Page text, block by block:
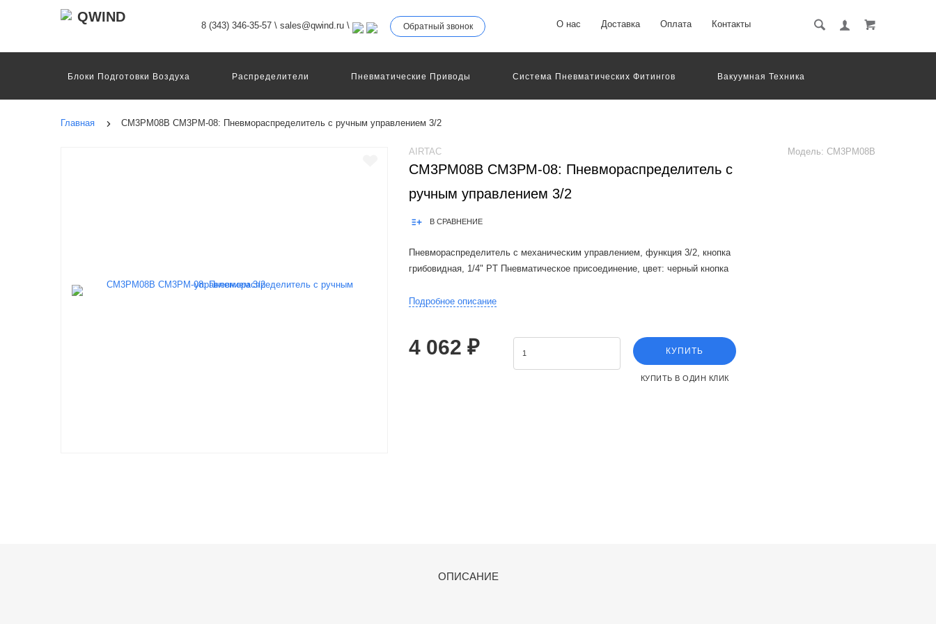
8 (343) 346-35-57 \ sales@qwind.ru \ Обратный звонок О нас Доставка Оплата Контакты
Блоки Подготовки Воздуха Распределители Пневматические Приводы Система Пневматических Фитингов
Вакуумная Техника
Motion Terminal
Системы Перемещения Технология Управления
Главная CM3PM08B CM3PM-08: Пневмораспределитель с ручным управлением 3/2
Модель: CM3PM08B
AIRTAC
CM3PM08B CM3PM-08: Пневмораспределитель с
ручным управлением 3/2
В СРАВНЕНИЕ
Пневмораспределитель с механическим управлением, функция 3/2, кнопка
грибовидная, 1/4" PT Пневматическое присоединение, цвет: черный кнопка
The Airtac CM3 valve series is a functional replacement for the SMC VM100.200
Подробное описание
4 062 ₽ КУПИТЬ
КУПИТЬ В ОДИН КЛИК
ОПИСАНИЕ